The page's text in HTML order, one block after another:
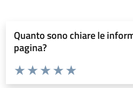
Quanto sono chiare le
pagina?
Valuta da 1 a 5 stelle la pagina
Valuta 5 stelle su 5
Valuta 4 stelle su 5
Valuta 3 stelle su 5
Valuta 2 stelle su 5
Valuta 1 stelle su 5